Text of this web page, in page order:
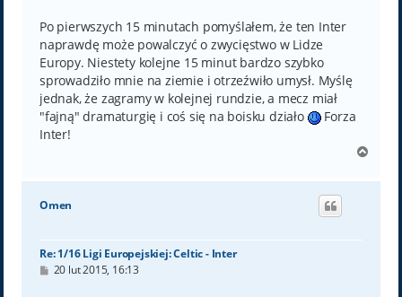
t
Po pierwszych 15 minutach pomyślałem, że ten Inter
naprawdę może powalczyć o zwycięstwo w Lidze
Europy. Niestety kolejne 15 minut bardzo szybko
sprowadziło mnie na ziemie i otrzeźwiło umysł. Myślę
jednak, że zagramy w kolejnej rundzie, a mecz miał
"fajną" dramaturgię i coś się na boisku działo
Forza
Inter!
g
Omen
Re: 1/16 Ligi Europejskiej: Celtic - Inter
P20 lut 2015, 16:13